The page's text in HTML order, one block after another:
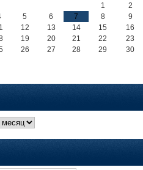
1
2
5 6 7 8
9
12 13 14 15
16
19 20 21 22
23
26 27 28 29
30